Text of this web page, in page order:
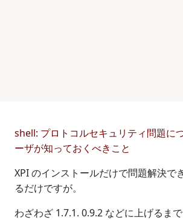
shell: プロトコルセキュリティ問題に
ーザが知っておくべきこと
XPI のインストールだけで問題解決で
るだけですが。
わざわざ 1.7.1. 0.9.2 などに上げるまで